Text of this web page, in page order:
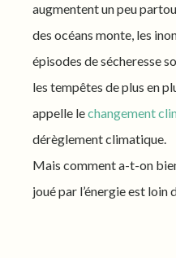
augmentent un peu
des océans monte, les
épisodes de sécheresse
les tempêtes de plus en
appelle lechangement
dérèglement climatique.
Mais comment a-t-on
joué par l’énergie est loin